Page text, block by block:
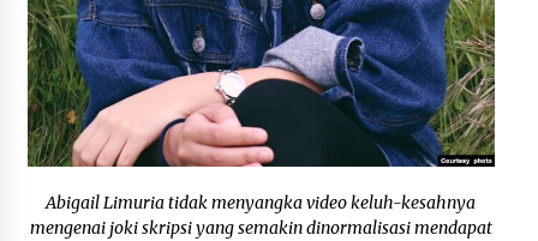
Abigail Limuria tidak menyangka video keluh-kesahnya
mengenai joki skripsi yang semakin dinormalisasi mendapat